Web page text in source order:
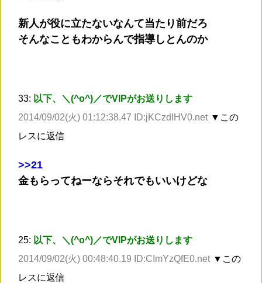
新人が役に立たないなんて当たり前だろ
そんなこともわからんで指導しとんのか
33: 以下、＼(^o^)／でVIPがお送りします
2014/09/02(火) 01:12:38.47 ID:jKCzdIHV0.net ▼この
レスに返信
>>21
金もらってねーならそれでもいいけどな
25: 以下、＼(^o^)／でVIPがお送りします
2014/09/02(火) 00:48:40.19 ID:CImYzQfE0.net ▼この
レスに返信